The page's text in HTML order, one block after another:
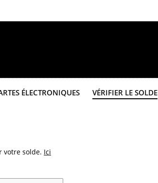
ÉLECTRONIQUES VÉRIFIER LE SOLDE
votre solde.​ Ici